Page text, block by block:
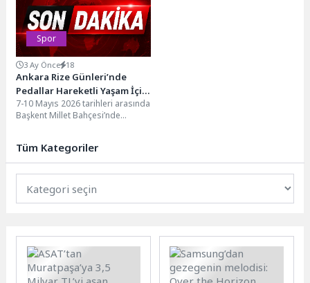
Spor
3 Ay Önce 18
Ankara Rize Günleri’nde
Pedallar Hareketli Yaşam İçin
Çevrildi
7-10 Mayıs 2026 tarihleri arasında
Başkent Millet Bahçesi’nde
bisiklet...
Tüm Kategoriler